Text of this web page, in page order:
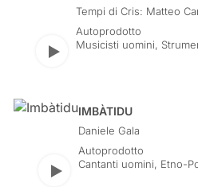
Play
Tempi di Cris: Matteo
Dore, Paolo Succu, DJ
Autoprodotto
Musicisti uomini,
Play
IMBÀTIDU
Daniele Gala
Autoprodotto
Cantanti uomini, Etno-